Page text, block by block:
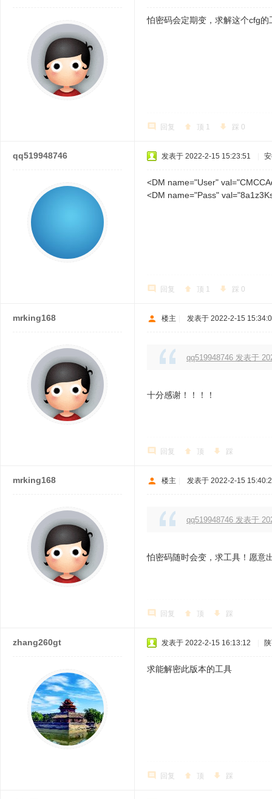
怕密码会定期变，求解这个cfg
回复 顶 1 踩 0
qq519948746 发表于 2022-2-15 15:23:51
<DM name="User"
<DM name="Pass"
回复 顶 1 踩 0
mrking168 楼主 发表于 2022-2-15
qq519948746 发表于
十分感谢！！！！
回复 顶 踩
mrking168 楼主 发表于 2022-2-15
qq519948746 发表于
怕密码随时会变，求工具！愿意
回复 顶 踩
zhang260gt 发表于 2022-2-15 16:13:12
求能解密此版本的工具
回复 顶 踩